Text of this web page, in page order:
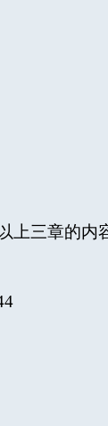
三章的